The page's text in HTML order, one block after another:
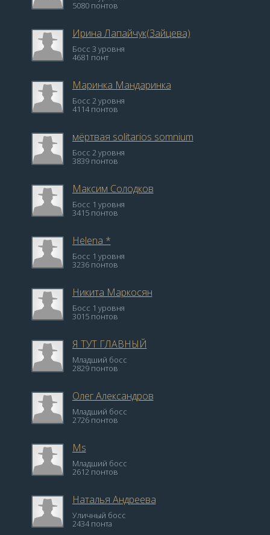
5080 понтов
Ирина Лапайчук(Зайцева)
Босс 3 уровня
4681 понт
Маринка Мандаринка
Босс 2 уровня
4114 понтов
мёртвая solitarios somnium
Босс 2 уровня
3839 понтов
Максим Солодков
Босс 1 уровня
3415 понтов
Hеlеna *
Босс 1 уровня
3236 понтов
Никита Маркосян
Босс 1 уровня
3015 понтов
Я ТУТ ГЛАВНЫЙ
Младший босс
2829 понтов
Олег Александров
Младший босс
2726 понтов
Ms
Младший босс
2612 понтов
Наталья Андреева
Уличный босс
2434 понта